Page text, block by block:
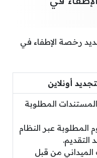
رخصة الإطفاء في
أونلاين
المطلوبة
المطلوبة عبر النظام
التقديم.
من قبل